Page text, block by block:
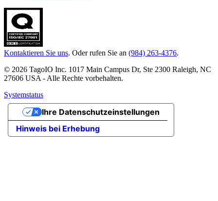
Kontaktieren Sie uns. Oder rufen Sie an (984) 263-4376.
© 2026 TagoIO Inc. 1017 Main Campus Dr, Ste 2300 Raleigh, NC
27606 USA - Alle Rechte vorbehalten.
Systemstatus
Hinweis bei Erhebung
Ihre Datenschutzeinstellungen